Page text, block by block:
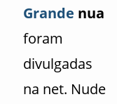
Grande nua
foram
divulgadas
na net. Nude